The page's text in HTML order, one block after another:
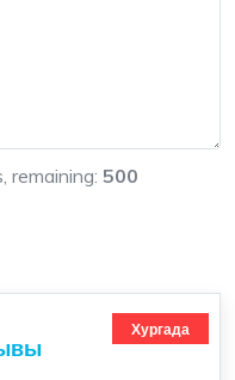
remaining: 500
Хургада